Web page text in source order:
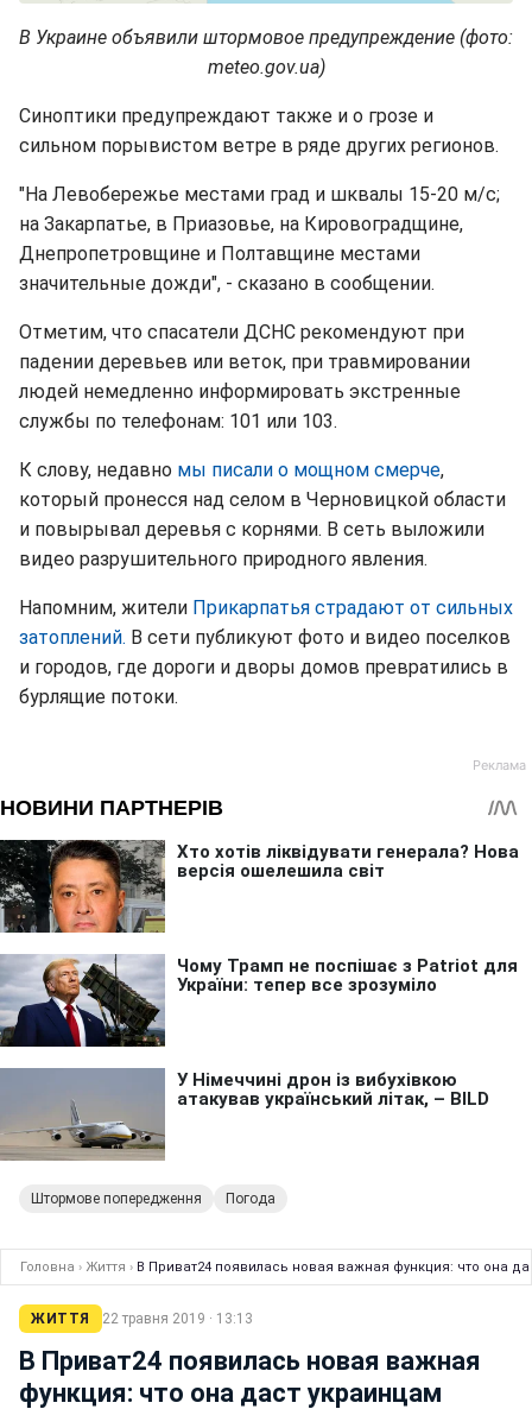
В Украине объявили штормовое предупреждение (фото:
meteo.gov.ua)
Синоптики предупреждают также и о грозе и
сильном порывистом ветре в ряде других регионов.
"На Левобережье местами град и шквалы 15-20 м/с;
на Закарпатье, в Приазовье, на Кировоградщине,
Днепропетровщине и Полтавщине местами
значительные дожди", - сказано в сообщении.
Отметим, что спасатели ДСНС рекомендуют при
падении деревьев или веток, при травмировании
людей немедленно информировать экстренные
службы по телефонам: 101 или 103.
К слову, недавно мы писали о мощном смерче,
который пронесся над селом в Черновицкой области
и повырывал деревья с корнями. В сеть выложили
видео разрушительного природного явления.
Напомним, жители Прикарпатья страдают от сильных
затоплений. В сети публикуют фото и видео поселков
и городов, где дороги и дворы домов превратились в
бурлящие потоки.
Штормове попередження Погода
Головна › Життя › В Приват24 появилась новая важная функция: что она
ЖИТТЯ 22 травня 2019 · 13:13
В Приват24 появилась новая важная
функция: что она даст украинцам